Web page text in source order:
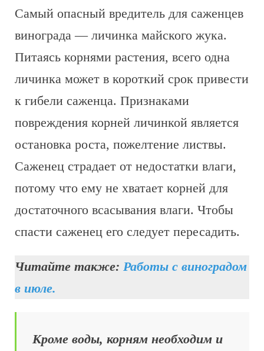
Самый опасный вредитель для саженцев
винограда — личинка майского жука.
Питаясь корнями растения, всего одна
личинка может в короткий срок привести
к гибели саженца. Признаками
повреждения корней личинкой является
остановка роста, пожелтение листвы.
Саженец страдает от недостатки влаги,
потому что ему не хватает корней для
достаточного всасывания влаги. Чтобы
спасти саженец его следует пересадить.
Читайте также: Работы с виноградом
в июле.
Кроме воды, корням необходим и